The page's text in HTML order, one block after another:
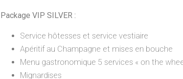
Package VIP SILVER :
Service hôtesses et service vestiaire
Apéritif au Champagne et mises en bouche
Menu gastronomique 5 services « on the
Mignardises